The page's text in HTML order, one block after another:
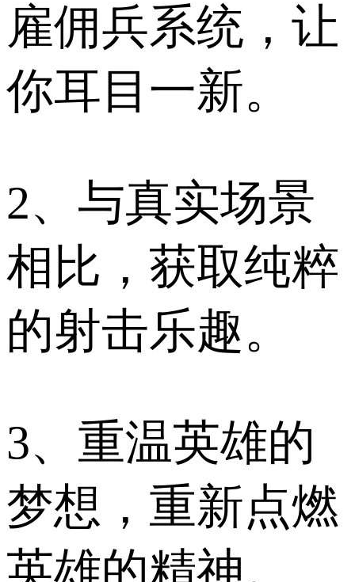
雇佣兵系统，让
你耳目一新。
2、与真实场景
相比，获取纯粹
的射击乐趣。
3、重温英雄的
梦想，重新点燃
英雄的精神。